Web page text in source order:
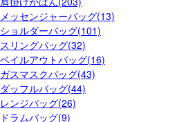
メッセンジャーバッグ(13)
ショルダーバッグ(101)
スリングバッグ(32)
ベイルアウトバッグ(16)
ガスマスクバッグ(43)
ダッフルバッグ(44)
レンジバッグ(26)
ドラムバッグ(9)